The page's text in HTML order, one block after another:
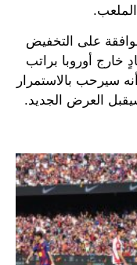
على التخفيض
خارج أوروبا براتب
سيرحب بالاستمرار